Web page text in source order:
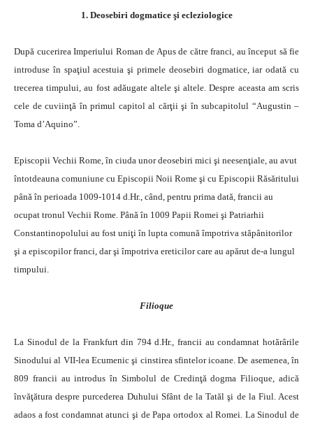
1. Deosebiri dogmatice şi ecleziologice
După cucerirea Imperiului Roman de Apus de către franci, au început să fie
introduse în spaţiul acestuia şi primele deosebiri dogmatice, iar odată cu
trecerea timpului, au fost adăugate altele şi altele. Despre aceasta am scris
cele de cuviinţă în primul capitol al cărţii şi în subcapitolul “Augustin –
Toma d’Aquino”.
Episcopii Vechii Rome, în ciuda unor deosebiri mici şi neesenţiale, au avut
întotdeauna comuniune cu Episcopii Noii Rome şi cu Episcopii Răsăritului
până în perioada 1009-1014 d.Hr., când, pentru prima dată, francii au
ocupat tronul Vechii Rome. Până în 1009 Papii Romei şi Patriarhii
Constantinopolului au fost uniţi în lupta comună împotriva stăpânitorilor
şi a episcopilor franci, dar şi împotriva ereticilor care au apărut de-a lungul
timpului.
Filioque
La Sinodul de la Frankfurt din 794 d.Hr., francii au condamnat hotărârile
Sinodului al VII-lea Ecumenic şi cinstirea sfintelor icoane. De asemenea, în
809 francii au introdus în Simbolul de Credinţă dogma Filioque, adică
învăţătura despre purcederea Duhului Sfânt de la Tatăl şi de la Fiul. Acest
adaos a fost condamnat atunci şi de Papa ortodox al Romei. La Sinodul de